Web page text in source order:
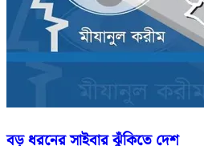
বড় ধরনের সাইবার ঝুঁকিতে দেশ